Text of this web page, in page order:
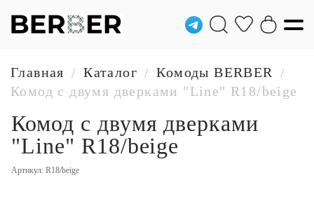
Главная / Каталог / Комоды BERBER /
Комод с двумя дверками "Line" R18/beige
Комод с двумя дверками
"Line" R18/beige
Артикул: R18/beige